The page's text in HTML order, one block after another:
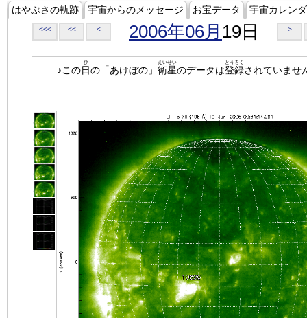
はやぶさの軌跡 宇宙からのメッセージ お宝データ 宇宙カレン
<<< << < 2006年06月 19日 >
♪この日
ひ
の「あけぼの」 衛星
えいせい
のデータは登録
とうろく
されていませ